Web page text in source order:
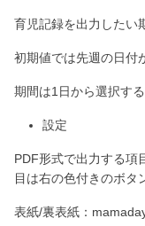
育児記録を出力したい
初期値では先週の日付
期間は1日から選択す
設定
PDF形式で出力する項
目は右の色付きのボタ
表紙/裏表紙：